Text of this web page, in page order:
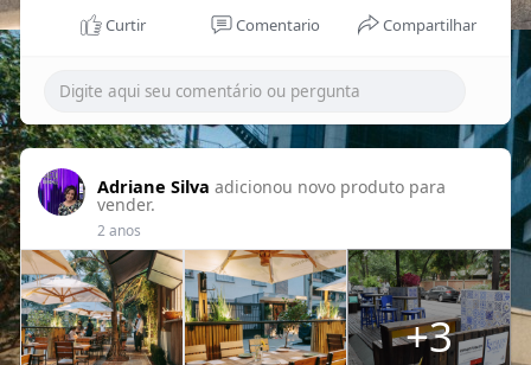
Curtir Comentario Compartilhar
Adriane Silva adicionou novo produto para
vender.
2 anos
+3